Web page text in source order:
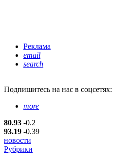
Реклама
email
search
Подпишитесь на нас в соцсетях:
more
80.93 -0.2
93.19 -0.39
новости
Рубрики